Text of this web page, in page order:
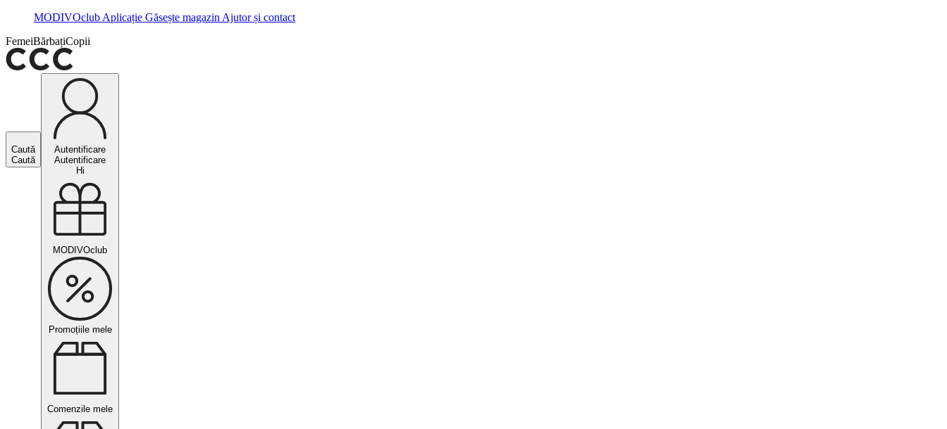
MODIVOclub Aplicație Găsește magazin Ajutor și contact
FemeiBărbațiCopii
Caută
Caută
Autentificare
Autentificare
Hi
MODIVOclub
Promoțiile mele
Comenzile mele